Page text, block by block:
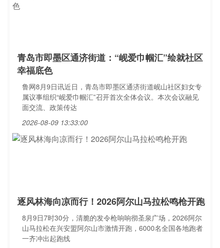
青岛市即墨区通济街道：“岘爱巾帼汇”绘就社区
幸福底色
鲁网8月9日讯近日，青岛市即墨区通济街道岘山社区妇女专
属议事组织“岘爱巾帼汇”召开首次全体会议。本次会议融见
面交流、政策传达
2026-08-09 13:33:00
逐风林海向凉而行！2026阿尔山马拉松鸣枪开跑
8月9日7时30分，清脆的发令枪响响彻圣泉广场，2026阿尔
山马拉松在兴安盟阿尔山市激情开跑，6000名全国各地跑者
一齐冲出起跑线